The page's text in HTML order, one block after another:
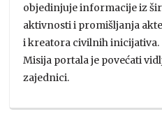
objedinjuje informacije iz
aktivnosti i promišljanja
i kreatora civilnih inicijativa.
Misija portala je povećati
zajednici.